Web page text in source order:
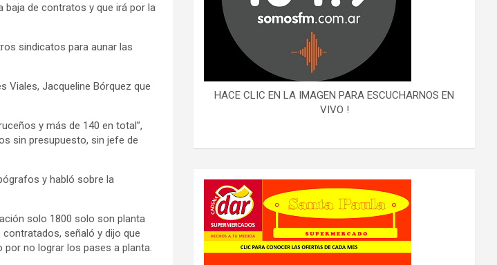
baja de contratos y que irá por la
sindicatos para aunar las
Viales, Jacqueline Bórquez que
y más de 140 en total”,
sin presupuesto, sin jefe de
y habló sobre la
solo 1800 solo son planta
señaló y dijo que
por no lograr los pases a planta.
HACE CLIC EN LA IMAGEN PARA ESCUCHARNOS EN
VIVO !